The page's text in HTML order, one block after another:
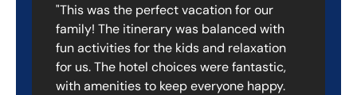
"This was the perfect vacation for our
family! The itinerary was balanced with
fun activities for the kids and relaxation
for us. The hotel choices were fantastic,
with amenities to keep everyone happy.